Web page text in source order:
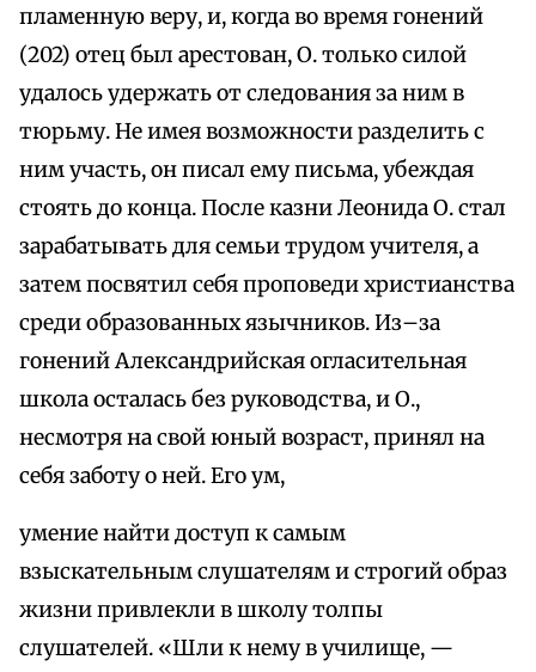
пламенную веру, и, когда во время гонений
(202) отец был арестован, О. только силой
удалось удержать от следования за ним в
тюрьму. Не имея возможности разделить с
ним участь, он писал ему письма, убеждая
стоять до конца. После казни Леонида О. стал
зарабатывать для семьи трудом учителя, а
затем посвятил себя проповеди христианства
среди образованных язычников. Из–за
гонений Александрийская огласительная
школа осталась без руководства, и О.,
несмотря на свой юный возраст, принял на
себя заботу о ней. Его ум,
умение найти доступ к самым
взыскательным слушателям и строгий образ
жизни привлекли в школу толпы
слушателей. «Шли к нему в училище, —